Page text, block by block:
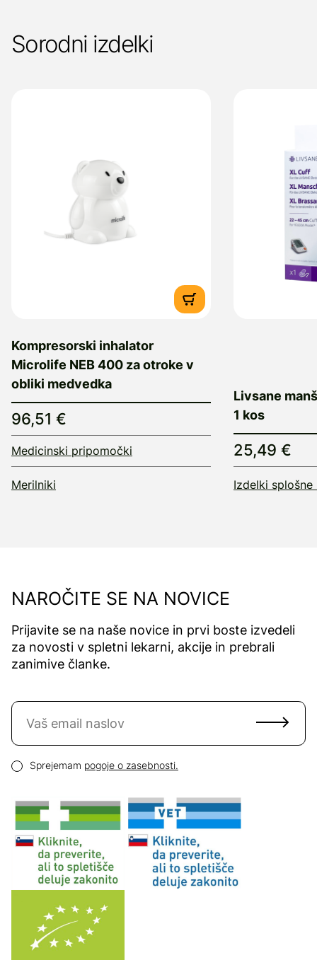
Sorodni izdelki
Kompresorski inhalator
Microlife NEB 400 za otroke v
obliki medvedka
96,51 €
Medicinski pripomočki
Merilniki
Livsane
1 kos
25,49 €
Izdelki splošne
NAROČITE SE NA NOVICE
Prijavite se na naše novice in prvi boste izvedeli
za novosti v spletni lekarni, akcije in prebrali
zanimive članke.
Naročite se na novice
Pogoji zasebnosti
Sprejemam pogoje o zasebnosti.